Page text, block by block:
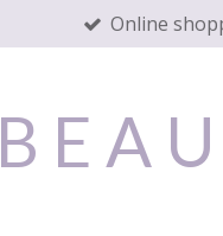
Online
B E A